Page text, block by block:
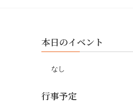
本日のイベント
なし
行事予定